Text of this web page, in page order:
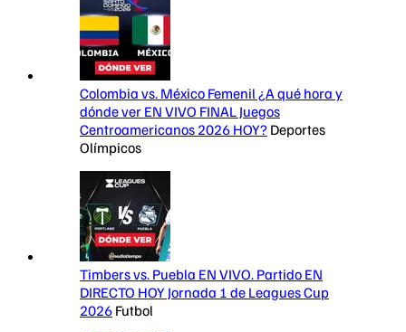
Colombia vs. México Femenil ¿A qué hora y
dónde ver EN VIVO FINAL Juegos
Centroamericanos 2026 HOY? Deportes
Olímpicos
Timbers vs. Puebla EN VIVO. Partido EN
DIRECTO HOY Jornada 1 de Leagues Cup
2026 Futbol